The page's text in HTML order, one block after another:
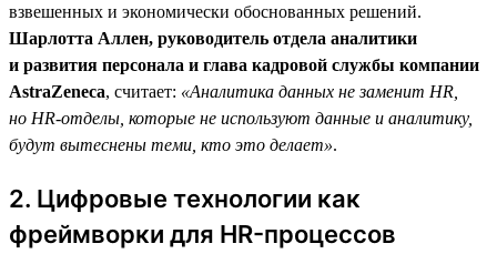
взвешенных и экономически обоснованных решений.
Шарлотта Аллен, руководитель отдела аналитики
и развития персонала и глава кадровой службы компании
AstraZeneca, считает: «Аналитика данных не заменит HR,
но HR-отделы, которые не используют данные и аналитику,
будут вытеснены теми, кто это делает».
2. Цифровые технологии как
фреймворки для HR-процессов